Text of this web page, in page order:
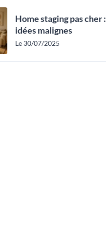
Home staging pas cher :
idées malignes
Le 30/07/2025